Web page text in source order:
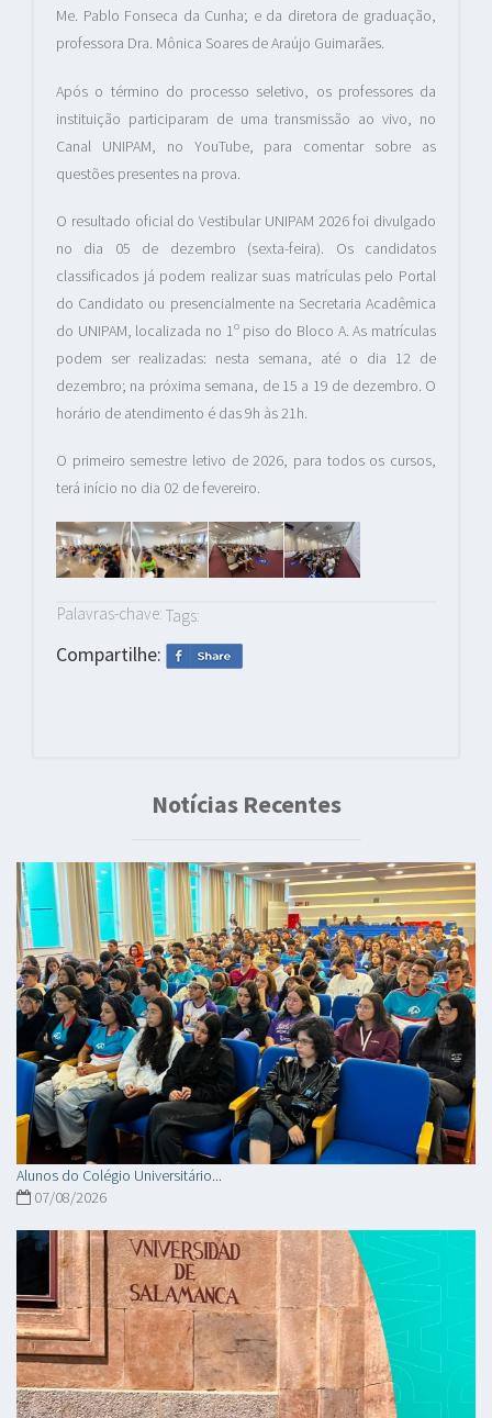
Me. Pablo Fonseca da Cunha; e da diretora de graduação,
professora Dra. Mônica Soares de Araújo Guimarães.
Após o término do processo seletivo, os professores da
instituição participaram de uma transmissão ao vivo, no
Canal UNIPAM, no YouTube, para comentar sobre as
questões presentes na prova.
O resultado oficial do Vestibular UNIPAM 2026 foi divulgado
no dia 05 de dezembro (sexta-feira). Os candidatos
classificados já podem realizar suas matrículas pelo Portal
do Candidato ou presencialmente na Secretaria Acadêmica
do UNIPAM, localizada no 1º piso do Bloco A. As matrículas
podem ser realizadas: nesta semana, até o dia 12 de
dezembro; na próxima semana, de 15 a 19 de dezembro. O
horário de atendimento é das 9h às 21h.
O primeiro semestre letivo de 2026, para todos os cursos,
terá início no dia 02 de fevereiro.
Palavras-chave: Tags:
Compartilhe:
Notícias Recentes
Alunos do Colégio Universitário...
07/08/2026